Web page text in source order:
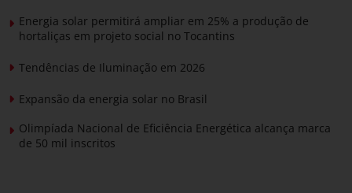
Energia solar permitirá ampliar em 25% a produção de
hortaliças em projeto social no Tocantins
Tendências de Iluminação em 2026
Expansão da energia solar no Brasil
Olimpíada Nacional de Eficiência Energética alcança marca
de 50 mil inscritos